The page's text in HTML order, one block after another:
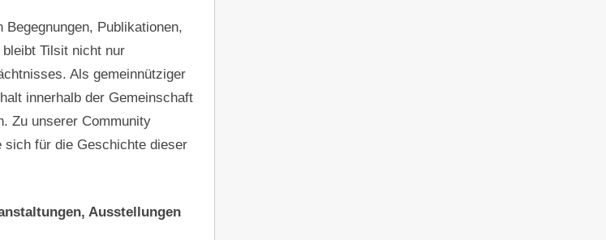
Publikationen,
Tilsit nicht nur
Als gemeinnütziger
innerhalb der Gemeinschaft
Zu unserer Community
sich für die Geschichte dieser
Ausstellungen